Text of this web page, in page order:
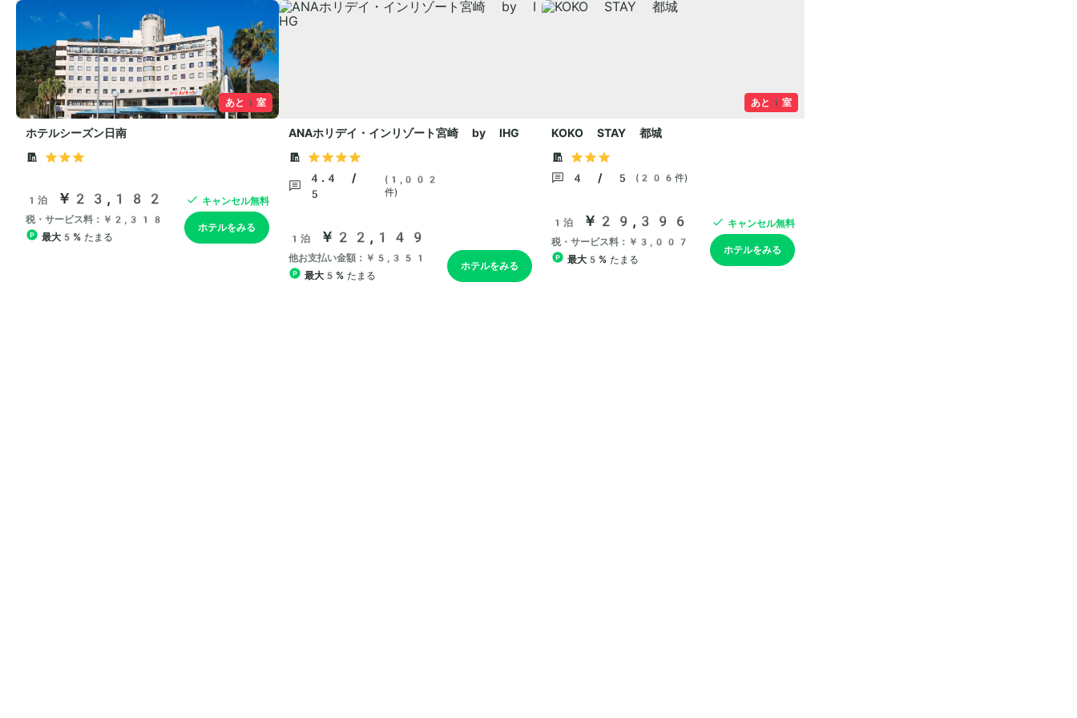
あと1室
ホテルシーズン日南
1泊 ￥23,182
税・サービス料：￥2,318
最大5% たまる
キャンセル無料
ホテルをみる
ANAホリデイ・インリゾート宮崎 by IHG
4.4 /
5
(1,002
件)
1泊 ￥22,149
他お支払い金額：￥5,351
最大5% たまる
ホテルをみる
あと1室
KOKO STAY 都城
4 / 5 (206件)
1泊 ￥29,396
税・サービス料：￥3,007
最大5% たまる
キャンセル無料
ホテルをみる